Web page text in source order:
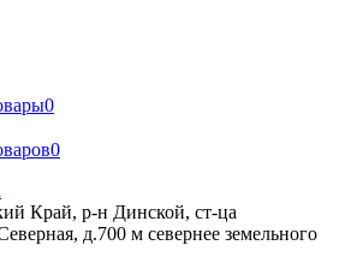
0
0
Край, р-н Динской, ст-ца
д.700 м севернее земельного